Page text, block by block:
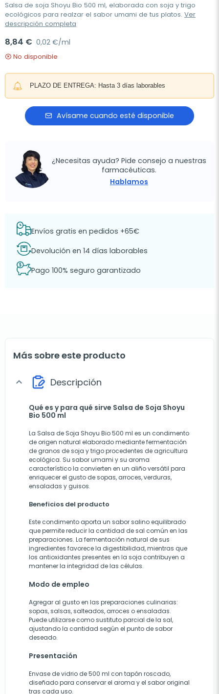
Salsa de soja Shoyu Bio 500 ml, elaborada con soja y trigo
ecológicos para realzar el sabor umami de tus platos. Ver
descripción completa
8,84 € 0,02 €/ml
No disponible
PLAZO DE ENTREGA: Hasta 3 días laborables
Avísame cuando esté disponible
¿Necesitas ayuda? Pide consejo a nuestras
farmacéuticas.
Hablamos
Envíos gratis en pedidos +65€
Devolución en 14 días laborables
Pago 100% seguro garantizado
Más sobre este producto
expand_more Descripción
Qué es y para qué sirve Salsa de Soja Shoyu
Bio 500 ml
La Salsa de Soja Shoyu Bio 500 ml es un condimento
de origen natural elaborado mediante fermentación
de granos de soja y trigo procedentes de agricultura
ecológica. Su sabor umami y su aroma
característico la convierten en un aliño versátil para
enriquecer el gusto de sopas, arroces, verduras,
ensaladas y guisos.
Beneficios del producto
Este condimento aporta un sabor salino equilibrado
que permite reducir la cantidad de sal común en las
preparaciones. La fermentación natural de sus
ingredientes favorece la digestibilidad, mientras que
los antioxidantes presentes en la soja contribuyen a
mantener la integridad de las células.
Modo de empleo
Agregar al gusto en las preparaciones culinarias:
sopas, salsas, salteados, arroces o ensaladas.
Puede utilizarse como sustituto parcial de la sal,
ajustando la cantidad según el punto de sabor
deseado.
Presentación
Envase de vidrio de 500 ml con tapón roscado,
diseñado para conservar el aroma y el sabor original
tras cada uso.